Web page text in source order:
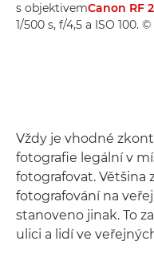
s objektivemCanon RF
1/500 s, f/4,5 a ISO 100.
Vždy je vhodné
fotografie legální v
fotografovat. Většina
fotografování na
stanoveno jinak. To
ulici a lidí ve